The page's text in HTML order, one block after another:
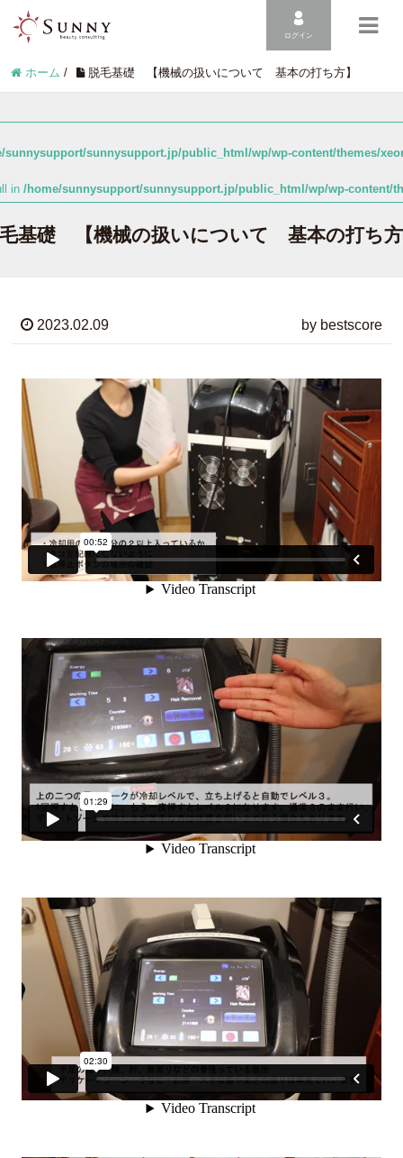
ログイン
ホーム / 脱毛基礎 【機械の扱いについて 基本の打ち方】
sunnysupport/sunnysupport.jp/public_html/wp/wp-content/themes/
in/home/sunnysupport/sunnysupport.jp/public_html/wp/wp-content/
基礎 【機械の扱いについて 基本の打ち
2023.02.09 by bestscore